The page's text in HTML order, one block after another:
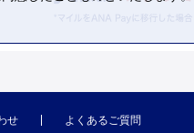
せ よくあるご質問